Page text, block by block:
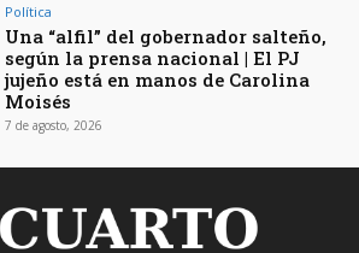
Política
Una “alfil” del gobernador salteño,
según la prensa nacional | El PJ
jujeño está en manos de Carolina
Moisés
7 de agosto, 2026